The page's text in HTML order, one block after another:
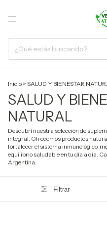
Inicio > SALUD Y BIENESTAR
SALUD Y
NATURAL
Descubrí nuestra selección de
integral. Ofrecemos productos
fortalecer el sistema inmunológico,
equilibrio saludable en tu día a día.
Argentina.
Filtrar